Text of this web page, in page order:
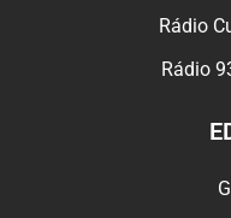
Rádio
Rádio